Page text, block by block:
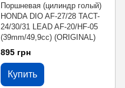
Поршневая (цилиндр голый)
HONDA DIO AF-27/28 TACT-
24/30/31 LEAD AF-20/HF-05
(39mm/49,9cc) (ORIGINAL)
895 грн
Купить